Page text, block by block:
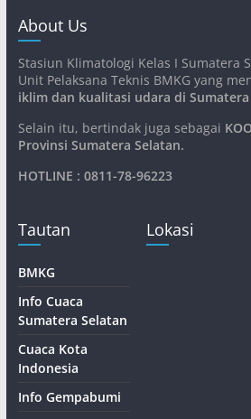
About Us
Stasiun Klimatologi Kelas I Sumatera
Unit Pelaksana Teknis BMKG yang
iklim dan kualitasi udara di Sumatera
Selain itu, bertindak juga sebagai
Provinsi Sumatera Selatan.
HOTLINE : 0811-78-96223
Tautan
BMKG
Info Cuaca
Sumatera Selatan
Cuaca Kota
Indonesia
Info Gempabumi
Lokasi